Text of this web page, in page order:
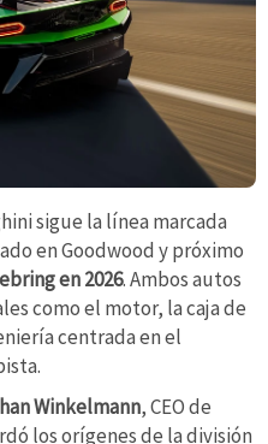
sigue la línea marcada
en Goodwood y próximo
en 2026. Ambos autos
como el motor, la caja de
centrada en el
Winkelmann, CEO de
los orígenes de la división